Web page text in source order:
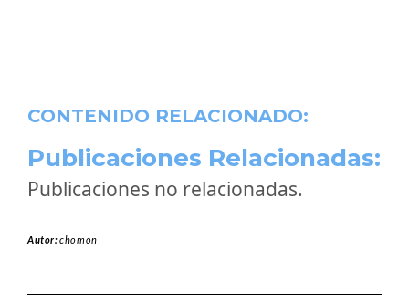
CONTENIDO RELACIONADO:
Publicaciones Relacionadas:
Publicaciones no relacionadas.
Autor:chomon